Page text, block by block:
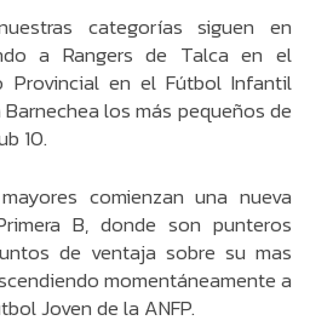
categorías siguen en
a Rangers de Talca en el
Provincial en el Fútbol Infantil
los más pequeños de
10.
comienzan una nueva
B, donde son punteros
de ventaja sobre su mas
momentáneamente a
Joven de la ANFP.